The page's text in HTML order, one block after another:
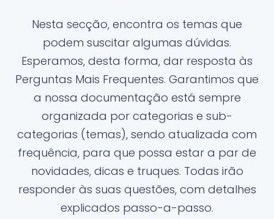
Nesta secção, encontra os temas que
podem suscitar algumas dúvidas.
Esperamos, desta forma, dar resposta às
Perguntas Mais Frequentes. Garantimos que
a nossa documentação está sempre
organizada por categorias e sub-
categorias (temas), sendo atualizada com
frequência, para que possa estar a par de
novidades, dicas e truques. Todas irão
responder às suas questões, com detalhes
explicados passo-a-passo.